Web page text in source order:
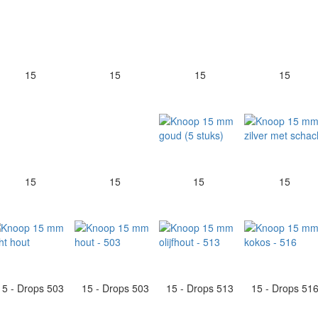
15 15 15 15
15 15 15 15
- Drops 503 15 - Drops 503 15 - Drops 513 15 - Drops